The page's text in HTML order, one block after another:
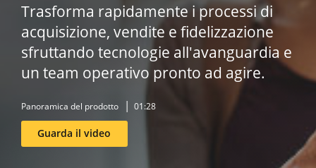
Trasforma rapidamente i processi di
acquisizione, vendite e fidelizzazione
sfruttando tecnologie all'avanguardia e
un team operativo pronto ad agire.
Panoramica del prodotto 01:28
Guarda il video